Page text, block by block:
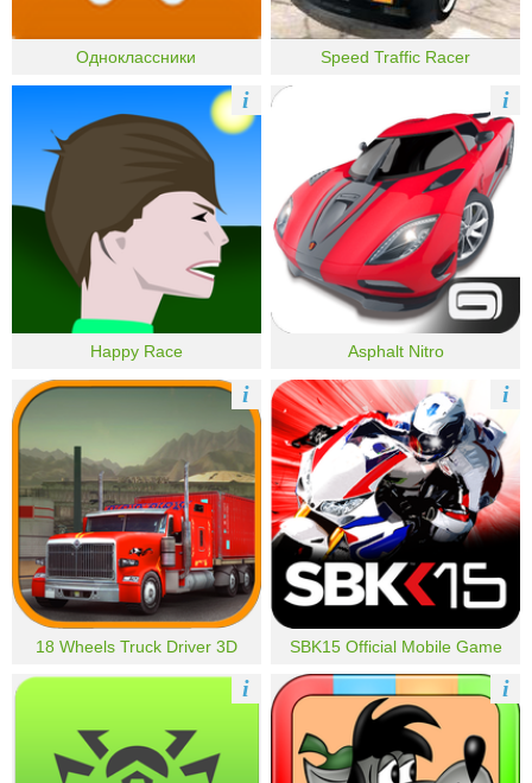
Одноклассники Speed Traffic Racer
Happy Race
i
Asphalt Nitro
i
18 Wheels Truck Driver 3D
i
SBK15 Official Mobile Game
i
i i